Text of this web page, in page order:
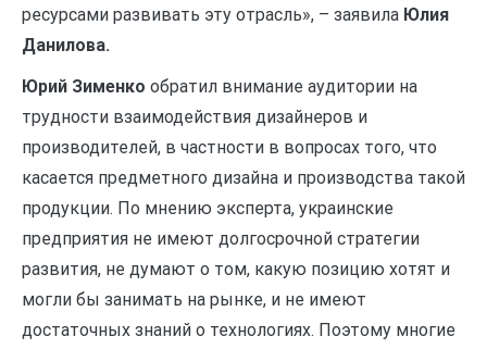
ресурсами развивать эту отрасль», – заявила Юлия
Данилова.
Юрий Зименко обратил внимание аудитории на
трудности взаимодействия дизайнеров и
производителей, в частности в вопросах того, что
касается предметного дизайна и производства такой
продукции. По мнению эксперта, украинские
предприятия не имеют долгосрочной стратегии
развития, не думают о том, какую позицию хотят и
могли бы занимать на рынке, и не имеют
достаточных знаний о технологиях. Поэтому многие